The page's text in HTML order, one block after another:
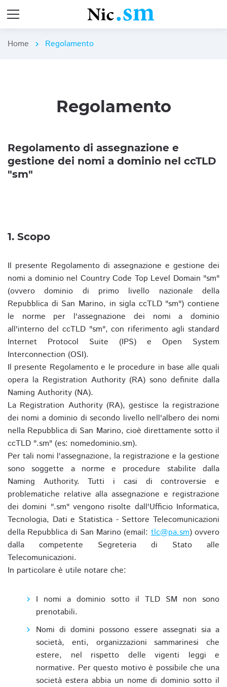
Home chevron_right Regolamento
Regolamento
Regolamento di assegnazione e
gestione dei nomi a dominio nel ccTLD
"sm"
1. Scopo
Il presente Regolamento di assegnazione e gestione dei
nomi a dominio nel Country Code Top Level Domain "sm"
(ovvero dominio di primo livello nazionale della
Repubblica di San Marino, in sigla ccTLD "sm") contiene
le norme per l'assegnazione dei nomi a dominio
all'interno del ccTLD "sm", con riferimento agli standard
Internet Protocol Suite (IPS) e Open System
Interconnection (OSI).
Il presente Regolamento e le procedure in base alle quali
opera la Registration Authority (RA) sono definite dalla
Naming Authority (NA).
La Registration Authority (RA), gestisce la registrazione
dei nomi a dominio di secondo livello nell'albero dei nomi
nella Repubblica di San Marino, cioè direttamente sotto il
ccTLD ".sm" (es: nomedominio.sm).
Per tali nomi l'assegnazione, la registrazione e la gestione
sono soggette a norme e procedure stabilite dalla
Naming Authority. Tutti i casi di controversie e
problematiche relative alla assegnazione e registrazione
dei domini ".sm" vengono risolte dall'Ufficio Informatica,
Tecnologia, Dati e Statistica - Settore Telecomunicazioni
della Repubblica di San Marino (email:tlc@pa.sm) ovvero
dalla competente Segreteria di Stato alle
Telecomunicazioni.
In particolare è utile notare che:
I nomi a dominio sotto il TLD SM non sono
prenotabili.
Nomi di domini possono essere assegnati sia a
società, enti, organizzazioni sammarinesi che
estere, nel rispetto delle vigenti leggi e
normative. Per questo motivo è possibile che una
società estera abbia un nome di dominio sotto il